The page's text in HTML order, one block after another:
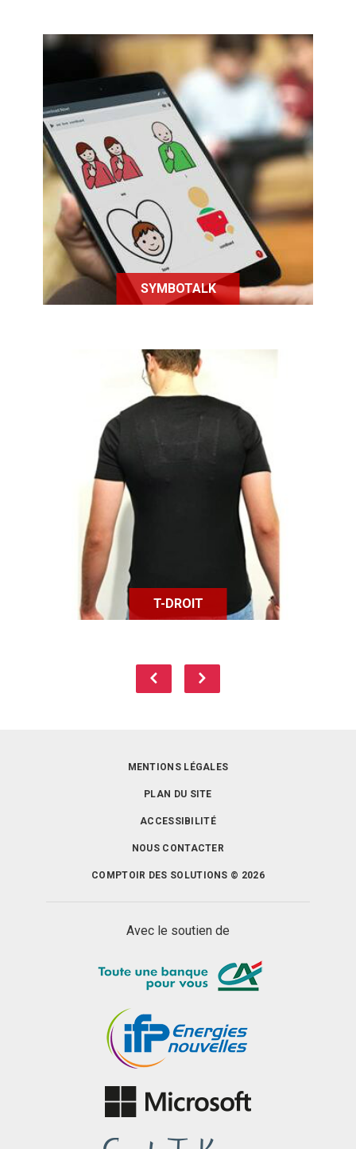
SYMBOTALK
Application d'aide à la
communication pictographique,
Symbotalk est maintenant
disponible en Français
T-DROIT
Le tee shirt T-Droit a pour objectif
de stimuler le dos, et permettre
ainsi à une personne de garder une
bonne posture.
Page précédente
Page
MENTIONS LÉGALES
PLAN DU SITE
ACCESSIBILITÉ
NOUS CONTACTER
COMPTOIR DES SOLUTIONS © 2026
Avec le soutien de